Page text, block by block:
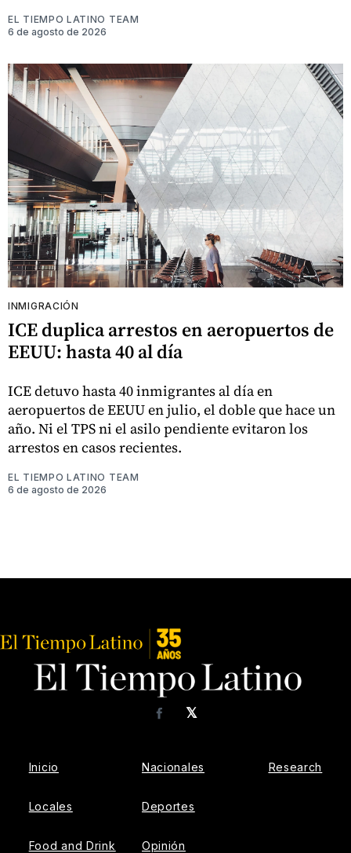
EL TIEMPO LATINO TEAM
6 de agosto de 2026
INMIGRACIÓN
ICE duplica arrestos en aeropuertos de
EEUU: hasta 40 al día
ICE detuvo hasta 40 inmigrantes al día en
aeropuertos de EEUU en julio, el doble que hace un
año. Ni el TPS ni el asilo pendiente evitaron los
arrestos en casos recientes.
EL TIEMPO LATINO TEAM
6 de agosto de 2026
𝕏
Facebook
Inicio
Locales
Food and Drink
Nacionales
Deportes
Opinión
Research